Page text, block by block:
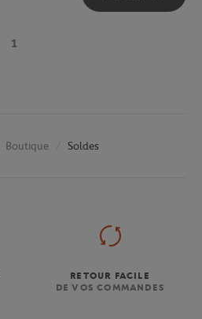
1
Boutique Soldes
RETOUR FACILE
DE VOS COMMANDES